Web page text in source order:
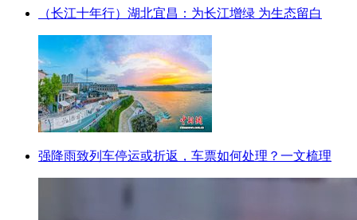
（长江十年行）湖北宜昌：为长江增绿 为生态留白
强降雨致列车停运或折返，车票如何处理？一文梳理